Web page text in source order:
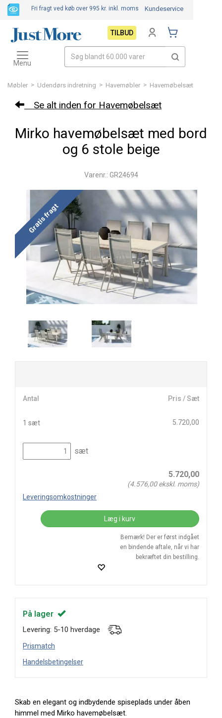
Møbler > Udendørs indretning > Havemøbler > Havemøbelsæt
Se alt inden for Havemøbelsæt
Mirko havemøbelsæt med bord
og 6 stole beige
Varenr.: GR24694
Gratis fragt
Antal Pris / Sæt
1 sæt 5.720,00
sæt
5.720,00
(4.576,00ekskl. moms)
Leveringsomkostninger
Læg i kurv
Bemærk! Der er først indgået
en bindende aftale, når vi har
bekræftet din bestilling.
På lager
Levering: 5-10 hverdage
Prismatch
Handelsbetingelser
Skab en elegant og indbydende spiseplads under åben
himmel med Mirko havemøbelsæt.
Fri fragt ved køb over 995 kr. inkl. moms Kundeservice
TILBUD
Toggle
navigation
Menu